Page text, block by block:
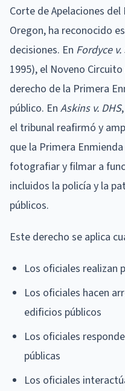
Corte de Apelaciones
Oregon, ha reconocido
decisiones. En Fordyce
1995), el Noveno
derecho de la Primera
público. En Askins v. DHS
el tribunal reafirmó y
que la Primera
fotografiar y filmar a
incluidos la policía y la
públicos.
Este derecho se aplica
Los oficiales realizan
Los oficiales hacen
edificios públicos
Los oficiales
públicas
Los oficiales